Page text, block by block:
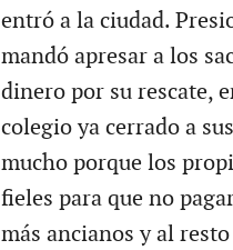
entró a la ciudad.
mandó apresar a los
dinero por su rescate,
colegio ya cerrado a
mucho porque los
fieles para que no
más ancianos y al